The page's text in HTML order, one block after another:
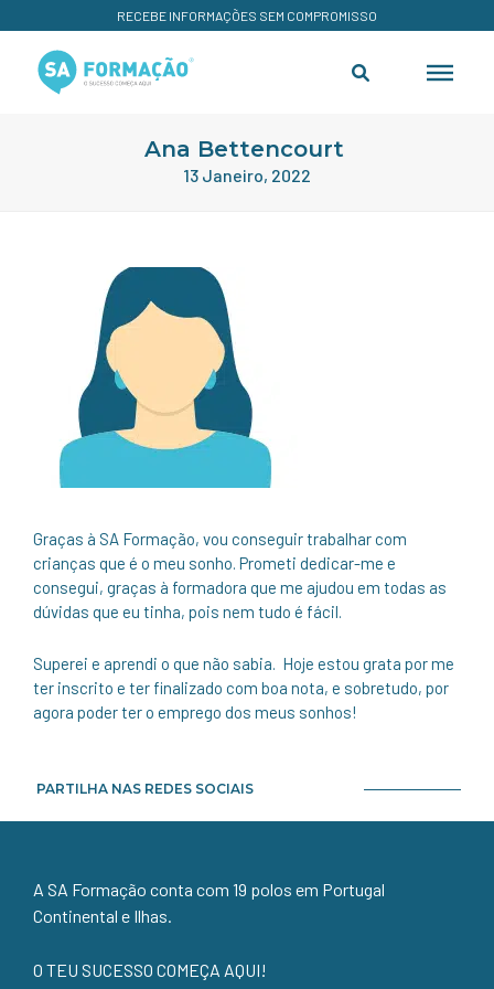
RECEBE INFORMAÇÕES SEM COMPROMISSO
Ana Bettencourt
13 Janeiro, 2022
Graças à SA Formação, vou conseguir trabalhar com
crianças que é o meu sonho. Prometi dedicar-me e
consegui, graças à formadora que me ajudou em todas as
dúvidas que eu tinha, pois nem tudo é fácil.
Superei e aprendi o que não sabia. Hoje estou grata por me
ter inscrito e ter finalizado com boa nota, e sobretudo, por
agora poder ter o emprego dos meus sonhos!
PARTILHA NAS REDES SOCIAIS
A SA Formação conta com 19 polos em Portugal
Continental e Ilhas.
O TEU SUCESSO COMEÇA AQUI!